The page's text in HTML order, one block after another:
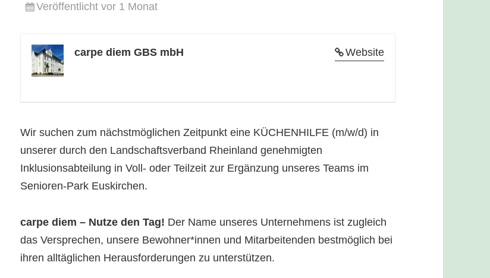
Veröffentlicht vor 1 Monat
Website
carpe diem GBS mbH
Wir suchen zum nächstmöglichen Zeitpunkt eine KÜCHENHILFE (m/w/d) in
unserer durch den Landschaftsverband Rheinland genehmigten
Inklusionsabteilung in Voll- oder Teilzeit zur Ergänzung unseres Teams im
Senioren-Park Euskirchen.
carpe diem – Nutze den Tag! Der Name unseres Unternehmens ist zugleich
das Versprechen, unsere Bewohner*innen und Mitarbeitenden bestmöglich bei
ihren alltäglichen Herausforderungen zu unterstützen.